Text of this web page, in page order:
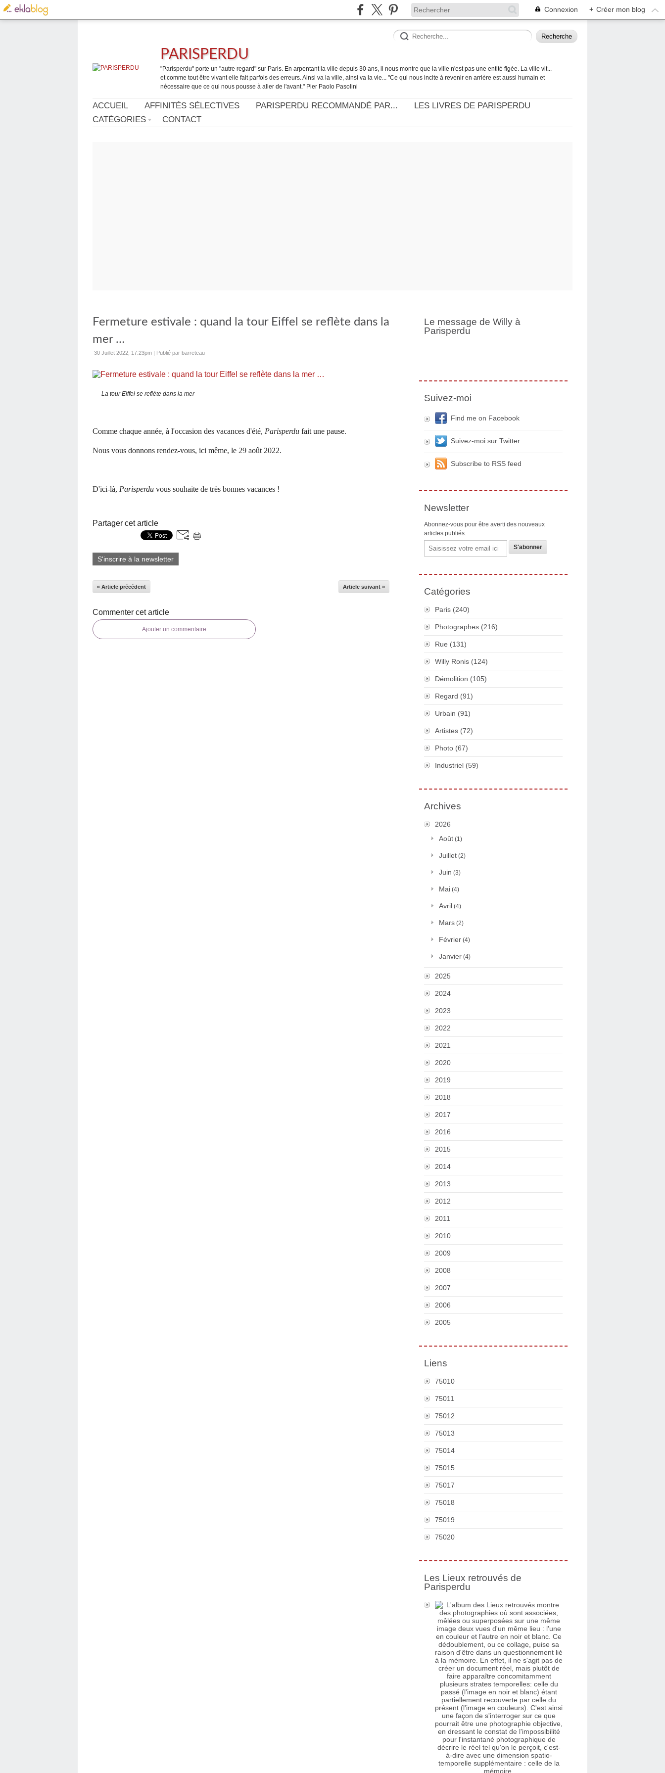
Connexion + Créer mon blog
PARISPERDU
"Parisperdu" porte un "autre regard" sur Paris. En arpentant la ville depuis 30 ans, il nous montre que la ville n'est pas une entité figée. La ville vit...
et comme tout être vivant elle fait parfois des erreurs. Ainsi va la ville, ainsi va la vie... "Ce qui nous incite à revenir en arrière est aussi humain et
nécessaire que ce qui nous pousse à aller de l'avant." Pier Paolo Pasolini
ACCUEIL AFFINITÉS SÉLECTIVES PARISPERDU RECOMMANDÉ PAR...
LES LIVRES DE PARISPERDU
CATÉGORIES
CONTACT
Fermeture estivale : quand la tour Eiffel se reflète dans la
mer …
30 Juillet 2022, 17:23pm | Publié par barreteau
La tour Eiffel se reflète dans la mer
Comme chaque année, à l'occasion des vacances d'été, Parisperdu fait une pause.
Nous vous donnons rendez-vous, ici même, le 29 août 2022.
D'ici-là, Parisperdu vous souhaite de très bonnes vacances !
Partager cet article
S'inscrire à la newsletter
« Article précédent Article suivant »
Commenter cet article
Ajouter un commentaire
Le message de Willy à
Parisperdu
Suivez-moi
Find me on Facebook
Suivez-moi sur Twitter
Subscribe to RSS feed
Newsletter
Abonnez-vous pour être averti des nouveaux
articles publiés.
Email
Catégories
Paris (240)
Photographes (216)
Rue (131)
Willy Ronis (124)
Démolition (105)
Regard (91)
Urbain (91)
Artistes (72)
Photo (67)
Industriel (59)
Archives
2026
Août (1)
Juillet (2)
Juin (3)
Mai (4)
Avril (4)
Mars (2)
Février (4)
Janvier (4)
2025
2024
2023
2022
2021
2020
2019
2018
2017
2016
2015
2014
2013
2012
2011
2010
2009
2008
2007
2006
2005
Liens
75010
75011
75012
75013
75014
75015
75017
75018
75019
75020
Les Lieux retrouvés de
Parisperdu